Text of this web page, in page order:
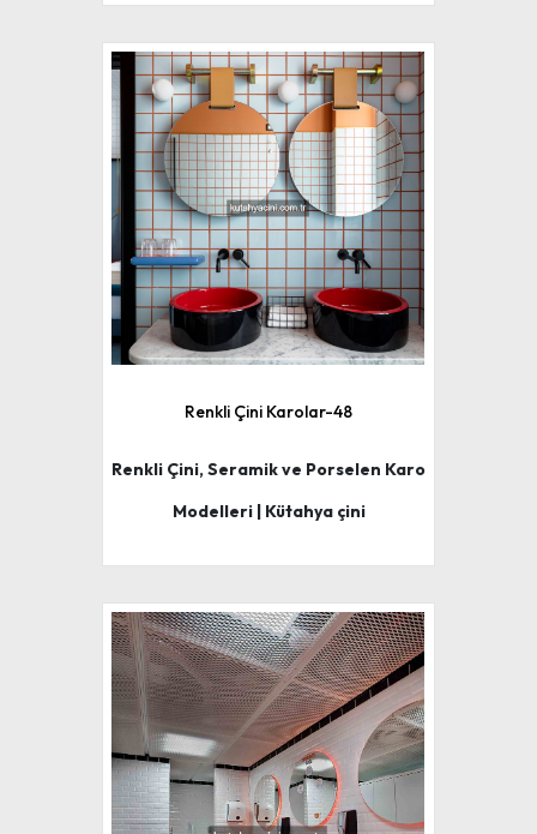
Renkli Çini Karolar-48
Renkli Çini, Seramik ve Porselen Karo
Modelleri | Kütahya çini